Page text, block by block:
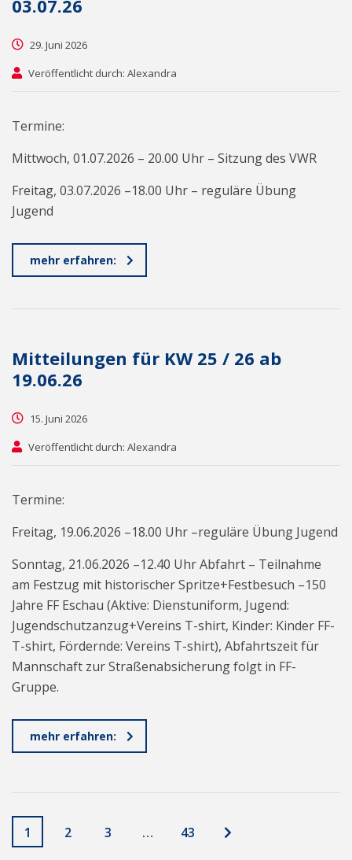
03.07.26
29. Juni 2026
Veröffentlicht durch: Alexandra
Termine:
Mittwoch, 01.07.2026 – 20.00 Uhr – Sitzung des VWR
Freitag, 03.07.2026 –18.00 Uhr – reguläre Übung
Jugend
mehr erfahren:
Mitteilungen für KW 25 / 26 ab
19.06.26
15. Juni 2026
Veröffentlicht durch: Alexandra
Termine:
Freitag, 19.06.2026 –18.00 Uhr –reguläre Übung Jugend
Sonntag, 21.06.2026 –12.40 Uhr Abfahrt – Teilnahme
am Festzug mit historischer Spritze+Festbesuch –150
Jahre FF Eschau (Aktive: Dienstuniform, Jugend:
Jugendschutzanzug+Vereins T-shirt, Kinder: Kinder FF-
T-shirt, Fördernde: Vereins T-shirt), Abfahrtszeit für
Mannschaft zur Straßenabsicherung folgt in FF-
Gruppe.
mehr erfahren:
1 2 3 … 43